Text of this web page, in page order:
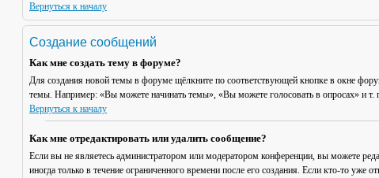
Вернуться к началу
Создание сообщений
Как мне создать тему в форуме?
Для создания новой темы в форуме щёлкните по соответствующей кнопке в окне
темы. Например: «Вы можете начинать темы», «Вы можете голосовать в опросах» и т.
Вернуться к началу
Как мне отредактировать или удалить сообщение?
Если вы не являетесь администратором или модератором конференции, вы можете
иногда только в течение ограниченного времени после его создания. Если кто-то